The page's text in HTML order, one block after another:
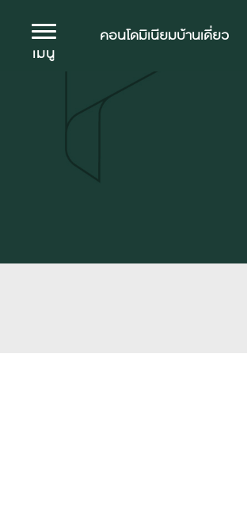
เมนู
คอนโดมิเนียมบ้านเดี่ยว